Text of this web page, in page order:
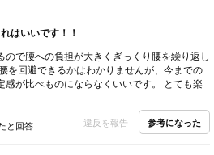
はいいです！！
ので腰への負担が大きくぎっくり腰を繰り返し
を回避できるかはわかりませんが、今までの
感が比べものにならなくいいです。 とても楽
と回答 違反を報告 参考になった